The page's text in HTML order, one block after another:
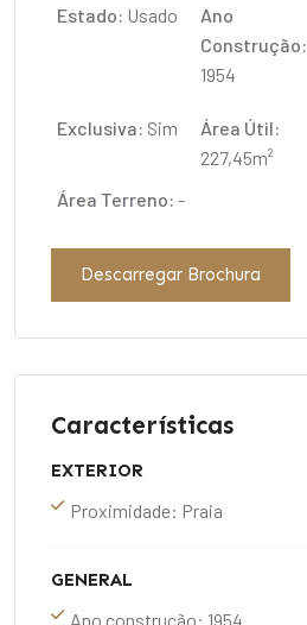
Estado: Usado
Ano
Construção:
1954
Exclusiva: Sim
Área Útil:
227,45m²
Área Terreno: -
Descarregar Brochura
Características
EXTERIOR
Proximidade: Praia
GENERAL
Ano construção: 1954